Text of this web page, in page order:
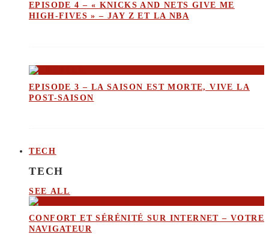
EPISODE 4 – « KNICKS AND NETS GIVE ME
HIGH-FIVES » – JAY Z ET LA NBA
EPISODE 3 – LA SAISON EST MORTE, VIVE LA
POST-SAISON
TECH
TECH
SEE ALL
CONFORT ET SÉRÉNITÉ SUR INTERNET – VOTRE
NAVIGATEUR